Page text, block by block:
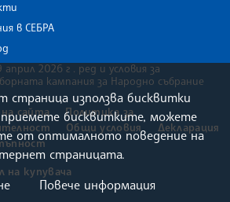
в СЕБРА
април 2026 г . ред и условия за
кампания за Народно събрание
сайта
Политика за
Общи условия
Декларация
на купувача
страница използва бисквитки
приемете бисквитките, можете
от оптималното поведение на
страницата.
Повече информация